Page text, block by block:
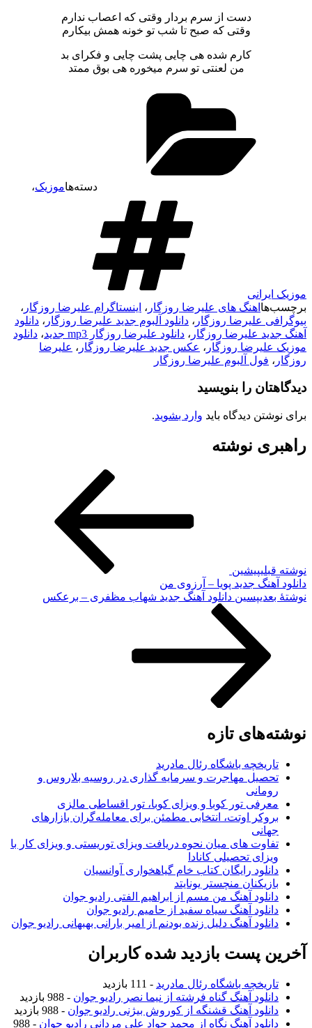
دست از سرم بردار وقتی که اعصاب ندارم
وقتی که صبح تا شب تو خونه همش بیکارم
کارم شده هی چایی پشت چایی و فکرای بد
من لعنتی تو سرم میخوره هی بوق ممتد
دسته‌هاموزیک،
موزیک ایرانی
برچسب‌ها اهنگ های علیرضا روزگار ، اینستاگرام علیرضا روزگار ،
بیوگرافی علیرضا روزگار ، دانلود آلبوم جدید علیرضا روزگار ، دانلود
آهنگ جدید علیرضا روزگار ، دانلود علیرضا روزگار mp3 جدید ، دانلود
موزیک علیرضا روزگار ، عکس جدید علیرضا روزگار ، علیرضا
روزگار ، فول آلبوم علیرضا روزگار
دیدگاهتان را بنویسید
برای نوشتن دیدگاه باید وارد بشوید.
راهبری نوشته
نوشته قبلیپیشین
دانلود آهنگ جدید پویا – آرزوی من
نوشته‌ٔ بعدیپسین دانلود آهنگ جدید شهاب مظفری – برعکس
نوشته‌های تازه
تاریخچه باشگاه رئال مادرید
تحصیل مهاجرت و سرمایه گذاری در روسیه بلاروس و
رومانی
معرفی تور کوبا و ویزای کوبا، تور اقساطی مالزی
بروکر اوتت، انتخابی مطمئن برای معامله‌گران بازارهای
جهانی
تفاوت های میان نحوه دریافت ویزای توریستی و ویزای کار با
ویزای تحصیلی کانادا
دانلود رایگان کتاب خام گیاهخواری آوانسیان
بازیکنان منچستر یونایتد
دانلود آهنگ من مسم از ابراهیم الفتی رادیو جوان
دانلود آهنگ سیاه سفید از حامیم رادیو جوان
دانلود آهنگ دلیل زنده بودنم از امیر بارانی بهبهانی رادیو جوان
آخرین پست بازدید شده کاربران
تاریخچه باشگاه رئال مادرید - 111 بازدید
دانلود آهنگ گناه فرشته از نیما نصر رادیو جوان - 988 بازدید
دانلود آهنگ قشنگه از کوروش بیژنی رادیو جوان - 988 بازدید
دانلود آهنگ نگاه از محمد جواد علی مردانی رادیو جوان
- 988